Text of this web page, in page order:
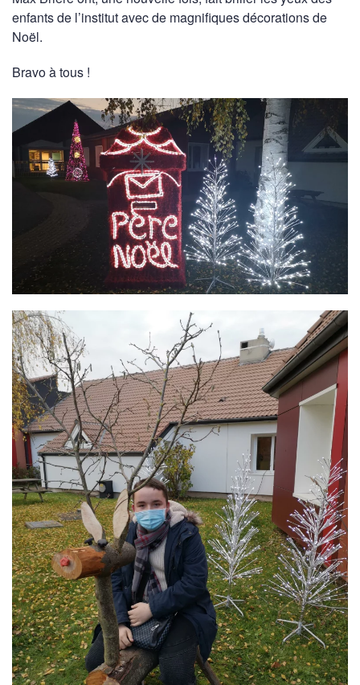
enfants de l’institut avec de magnifiques décorations de
Noël.
Bravo à tous !